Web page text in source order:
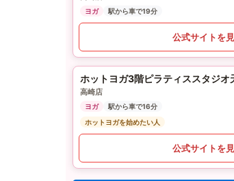
ヨガ 駅から車で19分
公式サイトを
ホットヨガ3階ピラティススタジオ
高崎店
ヨガ
駅から車で16分
ホットヨガを始めたい人
公式サイトを